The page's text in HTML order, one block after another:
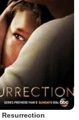
Resurrection